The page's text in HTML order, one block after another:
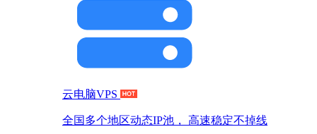
云电脑VPS
全国多个地区动态IP池， 高速稳定不掉线